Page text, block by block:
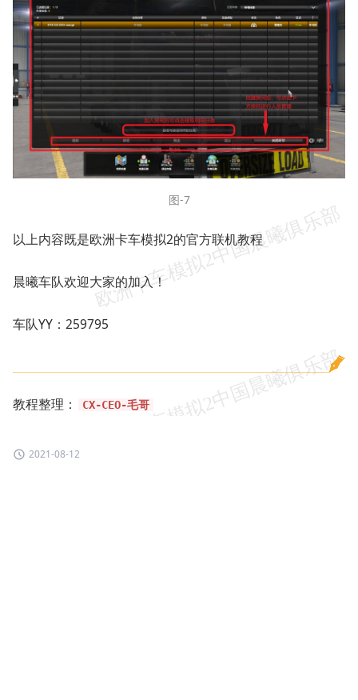
图-7
以上内容既是欧洲卡车模拟2的官方联机教程
晨曦车队欢迎大家的加入！
车队YY：259795
教程整理： CX-CEO-毛哥
2021-08-12